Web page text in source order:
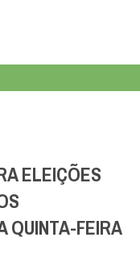
ELEIÇÕES
QUINTA-FEIRA